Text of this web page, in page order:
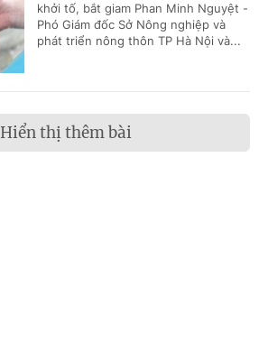
khởi tố, bắt giam Phan Minh Nguyệt -
Phó Giám đốc Sở Nông nghiệp và
phát triển nông thôn TP Hà Nội và...
Hiển thị thêm bài